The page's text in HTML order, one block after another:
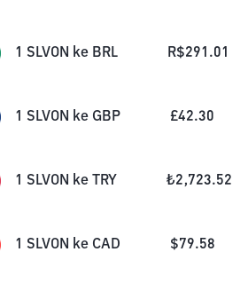
1 SLVON ke BRL R$291.01
1 SLVON ke GBP £42.30
1 SLVON ke TRY ₺2,723.52
1 SLVON ke CAD $79.58